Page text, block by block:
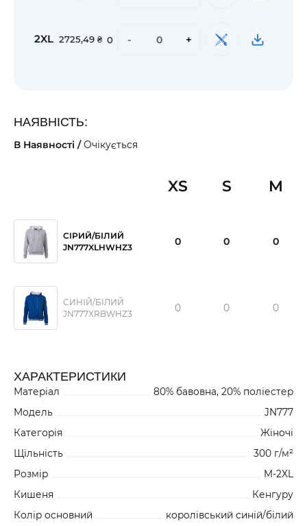
2XL 2725,49 ₴ 0 - +
НАЯВНІСТЬ:
В Наявності /Очікується
XS S M
СІРИЙ/БІЛИЙ
JN777XLHWHZ3
0 0 0
СИНІЙ/БІЛИЙ
JN777XRBWHZ3
0 0 0
ХАРАКТЕРИСТИКИ
Матеріал
80% бавовна, 20% поліестер
Модель
JN777
Категорія
Жіночі
Щільність
300 г/м²
Розмір
M-2XL
Кишеня
Кенгуру
Колір основний
королівський синій/білий